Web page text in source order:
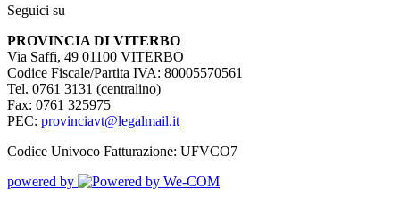
Seguici su
PROVINCIA DI VITERBO
Via Saffi, 49 01100 VITERBO
Codice Fiscale/Partita IVA: 80005570561
Tel. 0761 3131 (centralino)
Fax: 0761 325975
PEC: provinciavt@legalmail.it
Codice Univoco Fatturazione: UFVCO7
powered by